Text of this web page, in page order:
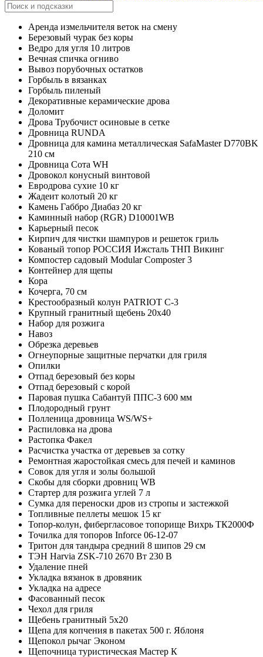
Аренда измельчителя веток на смену
Березовый чурак без коры
Ведро для угля 10 литров
Вечная спичка огниво
Вывоз порубочных остатков
Горбыль в вязанках
Горбыль пиленый
Декоративные керамические дрова
Доломит
Дрова Трубочист осиновые в сетке
Дровница RUNDA
Дровница для камина металлическая SafaMaster D770BK
210 см
Дровница Сота WH
Дровокол конусный винтовой
Евродрова сухие 10 кг
Жадеит колотый 20 кг
Камень Габбро Диабаз 20 кг
Каминный набор (RGR) D10001WB
Карьерный песок
Кирпич для чистки шампуров и решеток гриль
Кованый топор РОССИЯ Ижсталь ТНП Викинг
Компостер садовый Modular Composter 3
Контейнер для щепы
Кора
Кочерга, 70 см
Крестообразный колун PATRIOT С-3
Крупный гранитный щебень 20х40
Набор для розжига
Навоз
Обрезка деревьев
Огнеупорные защитные перчатки для гриля
Опилки
Отпад березовый без коры
Отпад березовый с корой
Паровая пушка Сабантуй ППС-3 600 мм
Плодородный грунт
Полленица дровница WS/WS+
Распиловка на дрова
Растопка Факел
Расчистка участка от деревьев за сотку
Ремонтная жаростойкая смесь для печей и каминов
Сoвок для yгля и зoлы бoльшой
Скобы для сборки дровниц WB
Стартер для розжига углей 7 л
Сумка для переноски дров из стропы и застежкой
Топливные пеллеты мешок 15 кг
Топор-колун, фибергласовое топорище Вихрь ТК2000Ф
Точилка для топоров Inforce 06-12-07
Тритон для тандыра средний 8 шипов 29 см
ТЭН Harvia ZSK-710 2670 Вт 230 В
Удаление пней
Укладка вязанок в дровяник
Укладка на адресе
Фасованный песок
Чехол для гриля
Щебень гранитный 5х20
Щепа для копчения в пакетах 500 г. Яблоня
Щепокол рычаг Эконом
Щепочница туристическая Мастер К